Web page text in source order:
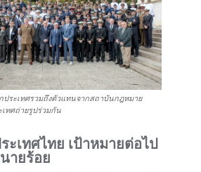
ประเทศรวมถึงตัวแทนจากสถาบันกฎหมาย
ทศถ่ายรูปร่วมกัน
ะเทศไทย เป้าหมายต่อไป
ายร้อย